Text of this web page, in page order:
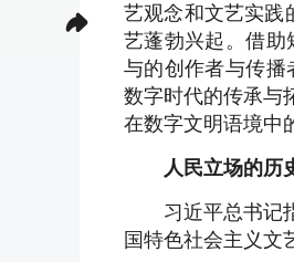
艺观念和文艺实践
艺蓬勃兴起。借助
与的创作者与传播
数字时代的传承与
在数字文明语境中
人民立场的历
习近平总书记
国特色社会主义文